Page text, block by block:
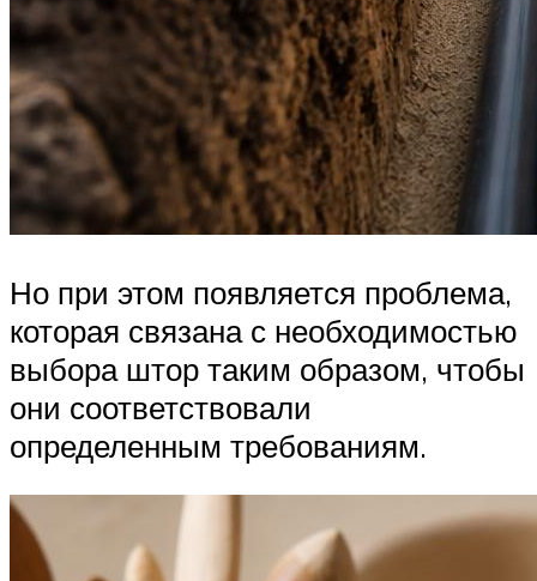
Но при этом появляется проблема,
которая связана с необходимостью
выбора штор таким образом, чтобы
они соответствовали
определенным требованиям.